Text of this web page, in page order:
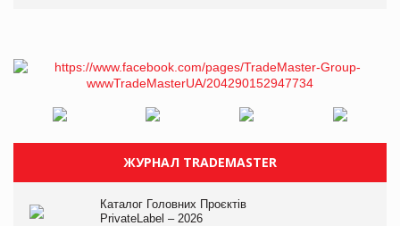
ЖУРНАЛ TRADEMASTER
Каталог Головних Проєктів
PrivateLabel – 2026